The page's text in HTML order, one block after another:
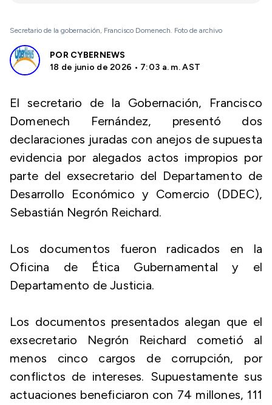
Secretario de la gobernación, Francisco Domenech. Foto de archivo
POR CYBERNEWS
18 de junio de 2026 • 7:03 a. m. AST
El secretario de la Gobernación, Francisco
Domenech Fernández, presentó dos
declaraciones juradas con anejos de supuesta
evidencia por alegados actos impropios por
parte del exsecretario del Departamento de
Desarrollo Económico y Comercio (DDEC),
Sebastián Negrón Reichard.
Los documentos fueron radicados en la
Oficina de Ética Gubernamental y el
Departamento de Justicia.
Los documentos presentados alegan que el
exsecretario Negrón Reichard cometió al
menos cinco cargos de corrupción, por
conflictos de intereses. Supuestamente sus
actuaciones beneficiaron con 74 millones, 111